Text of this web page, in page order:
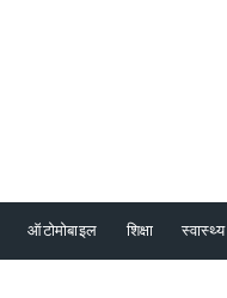
ऑटोमोबाइल शिक्षा स्वास्थ्य